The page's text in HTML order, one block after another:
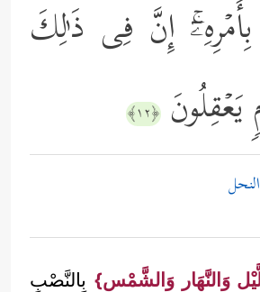
إِنَّ فِی ذَ ٰ⁠لِكَ
یَعۡقِلُونَ ﴿١٢﴾
النحل
وَالنَّهَار وَالشَّمْس} بِالنَّصْبِ